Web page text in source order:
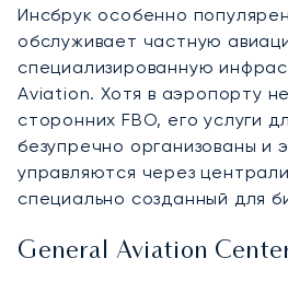
Инсбрук особенно
обслуживает частную
специализированную
Aviation. Хотя в аэропорту
сторонних FBO, его услуги
безупречно организованы и
управляются через
специально созданный для
General Aviation